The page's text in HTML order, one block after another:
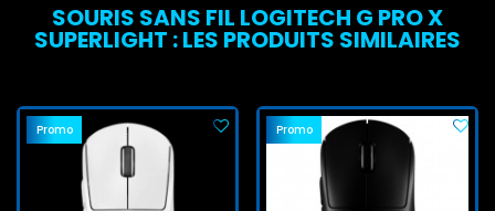
SOURIS SANS FIL LOGITECH G PRO X
SUPERLIGHT : LES PRODUITS SIMILAIRES
Promo Promo